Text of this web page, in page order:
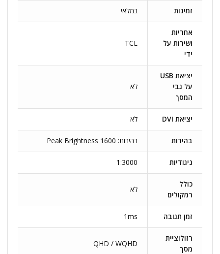
זמינות במלאי
אחריות
ושירות על
ידי
TCL
יציאת USB
על גבי
המסך
לא
יציאת DVI לא
בהירות בהירות: 1600 Peak Brightness
ניגודיות 1:3000
כולל
רמקולים
לא
זמן תגובה 1ms
רזולוציית
מסך
QHD / WQHD